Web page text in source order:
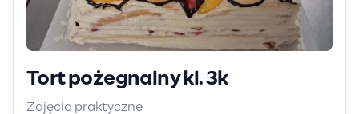
Tort pożegnalny kl. 3k
Zajęcia praktyczne